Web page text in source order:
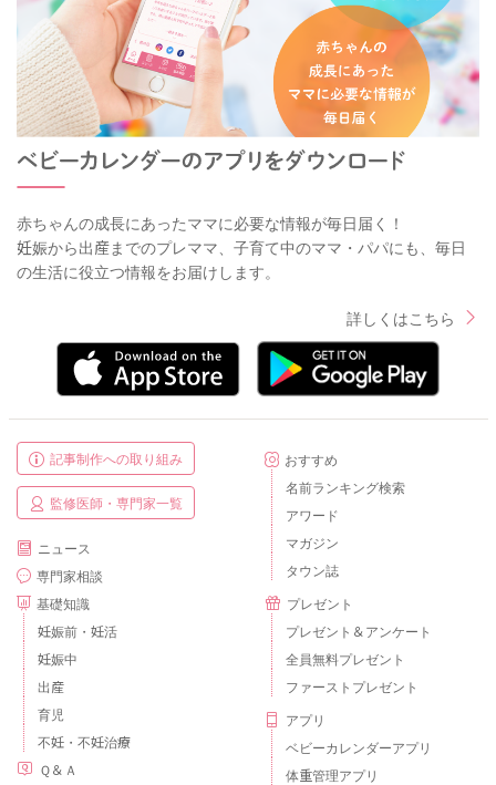
赤ちゃんの成長にあったママに必要な情報が毎日届く！
妊娠から出産までのプレママ、子育て中のママ・パパにも、毎日
の生活に役立つ情報をお届けします。
詳しくはこちら
記事制作への取り組み
監修医師・専門家一覧
ニュース
専門家相談
基礎知識
妊娠前・妊活
妊娠中
出産
育児
不妊・不妊治療
Ｑ＆Ａ
おすすめ
名前ランキング検索
アワード
マガジン
タウン誌
プレゼント
プレゼント＆アンケート
全員無料プレゼント
ファーストプレゼント
アプリ
ベビーカレンダーアプリ
体重管理アプリ